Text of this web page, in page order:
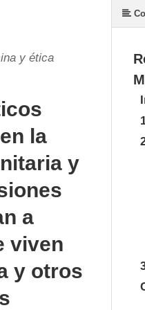
y ética
la
y
a
viven
y otros